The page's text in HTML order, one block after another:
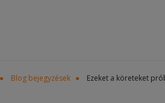
Blog bejegyzések Ezeket a köreteket